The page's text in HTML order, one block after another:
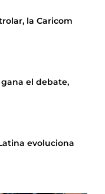
la Caricom
el debate,
evoluciona